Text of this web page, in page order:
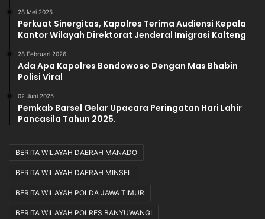
28 Mei 2025
Perkuat Sinergitas, Kapolres Terima Audiensi Kepala
Kantor Wilayah Direktorat Jenderal Imigrasi Kalteng
28 Februari 2026
Ada Apa Kapolres Bondowoso Dengan Mas Bhabin
Polisi Viral
02 Juni 2025
Pemkab Barsel Gelar Upacara Peringatan Hari Lahir
Pancasila Tahun 2025.
BERITA WILAYAH DAERAH MANADO
BERITA WILAYAH DAERAH MINSEL
BERITA WILAYAH POLDA JAWA TIMUR
BERITA WILAYAH POLRES BANYUWANGI